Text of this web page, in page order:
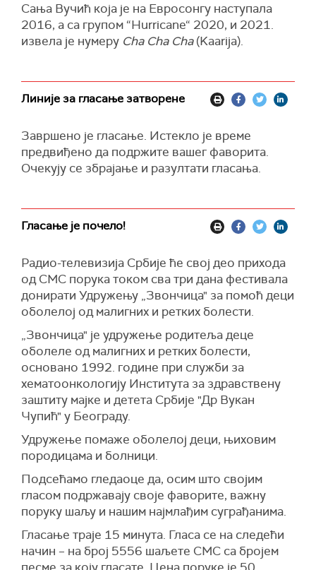
Сања Вучић која је на Евросонгу наступала
2016, а са групом “Hurricane“ 2020, и 2021.
извела је нумеру Cha Cha Cha(Kaarija).
Линије за гласање затворене
Завршено је гласање. Истекло је време
предвиђено да подржите вашег фаворита.
Очекују се збрајање и разултати гласања.
Гласање је почело!
Радио-телевизија Србије ће свој део прихода
од СМС порука током сва три дана фестивала
донирати Удружењу „Звончица" за помоћ деци
оболелој од малигних и ретких болести.
„Звончица" је удружење родитеља деце
оболеле од малигних и ретких болести,
основано 1992. године при служби за
хематоонкологију Института за здравствену
заштиту мајке и детета Србије "Др Вукан
Чупић" у Београду.
Удружење помаже оболелој деци, њиховим
породицама и болници.
Подсећамо гледаоце да, осим што својим
гласом подржавају своје фаворите, важну
поруку шаљу и нашим најмлађим суграђанима.
Гласање траје 15 минута. Гласа се на следећи
начин – на број 5556 шаљете СМС са бројем